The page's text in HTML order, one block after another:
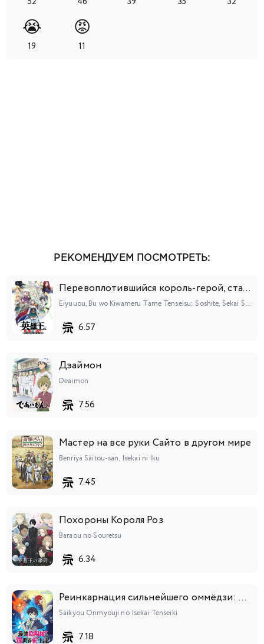
😭
19
😡
11
РЕКОМЕНДУЕМ ПОСМОТРЕТЬ:
Перевоплотившийся король-герой, ставший самой сильной ученицей рыцаря
Eiyuuou, Bu wo Kiwameru Tame Tenseisu: Soshite, Sekai Saikyou no Minarai Kishi♀
6.57
Дэаймон
Deaimon
7.56
Мастер на все руки Сайто в другом мире
Benriya Saitou-san, Isekai ni Iku
7.45
Похороны Короля Роз
Baraou no Souretsu
6.34
Реинкарнация сильнейшего оммёдзи: Эти монстры слишком слабы по сравнению с моим ёкаем
Saikyou Onmyouji no Isekai Tenseiki
7.18